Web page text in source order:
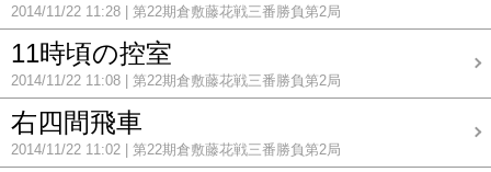
2014/11/22 11:28 第22期倉敷藤花戦三番勝負第2局
11時頃の控室
2014/11/22 11:08 第22期倉敷藤花戦三番勝負第2局
右四間飛車
2014/11/22 11:02 第22期倉敷藤花戦三番勝負第2局